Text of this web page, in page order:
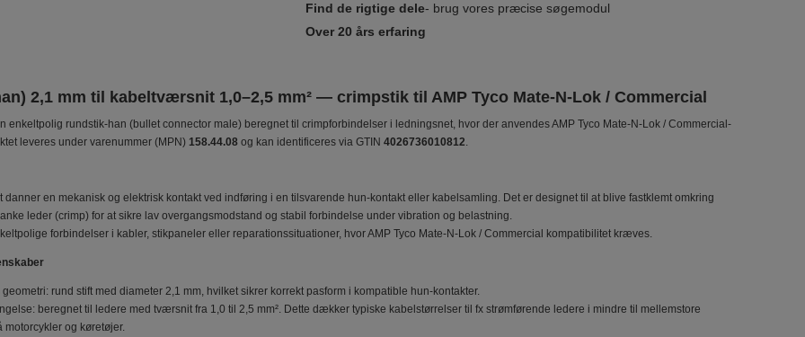
Find de rigtige dele- brug vores præcise søgemodul
Over 20 års erfaring
2,1 mm til kabeltværsnit 1,0–2,5 mm² — crimpstik til AMP Tyco Mate‑N‑Lok / Commercial
enkeltpolig rundstik‑han (bullet connector male) beregnet til crimpforbindelser i ledningsnet, hvor der anvendes AMP Tyco Mate‑N‑Lok / Commercial-
leveres under varenummer (MPN) 158.44.08 og kan identificeres via GTIN 4026736010812.
danner en mekanisk og elektrisk kontakt ved indføring i en tilsvarende hun‑kontakt eller kabelsamling. Det er designet til at blive fastklemt omkring
leder (crimp) for at sikre lav overgangsmodstand og stabil forbindelse under vibration og belastning.
forbindelser i kabler, stikpaneler eller reparationssituationer, hvor AMP Tyco Mate‑N‑Lok / Commercial kompatibilitet kræves.
geometri: rund stift med diameter 2,1 mm, hvilket sikrer korrekt pasform i kompatible hun‑kontakter.
beregnet til ledere med tværsnit fra 1,0 til 2,5 mm². Dette dækker typiske kabelstørrelser til fx strømførende ledere i mindre til mellemstore
motorcykler og køretøjer.